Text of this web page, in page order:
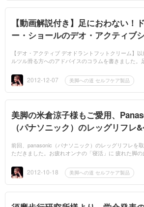
【動画解説付き】足におわない！
ー・ショールのデオ・アクティブ
【デオ・アクティブ デオドラントフットクリーム】
ルツル滑る方へのアドバイスのコラムを書きました。
anagawa/ue...
2012-12-07 美脚への道 セルフケア製品
美脚の米倉涼子様もご愛用、
（パナソニック）のレッグリフレ
前回、panasonic（パナソニック）のレッグリフレを
ただきました。お疲れオンナの「寝活」に 疲れた脚の
33」9/1登場http:/...
2012-10-18 美脚への道 セルフケア製品